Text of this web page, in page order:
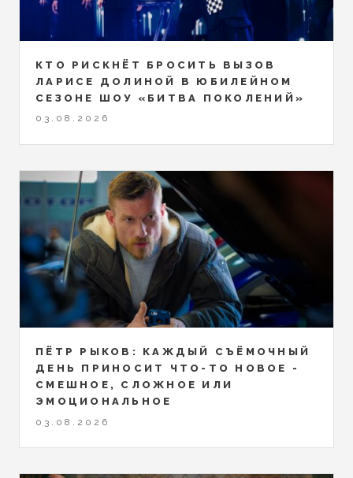
КТО РИСКНЁТ БРОСИТЬ ВЫЗОВ
ЛАРИСЕ ДОЛИНОЙ В ЮБИЛЕЙНОМ
СЕЗОНЕ ШОУ «БИТВА ПОКОЛЕНИЙ»
03.08.2026
ПЁТР РЫКОВ: КАЖДЫЙ СЪЁМОЧНЫЙ
ДЕНЬ ПРИНОСИТ ЧТО-ТО НОВОЕ -
СМЕШНОЕ, СЛОЖНОЕ ИЛИ
ЭМОЦИОНАЛЬНОЕ
03.08.2026